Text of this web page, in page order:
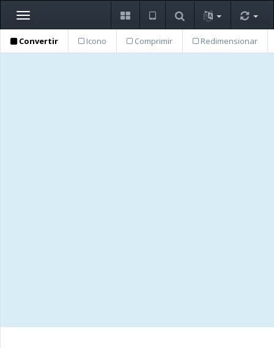
Toggle
navigation
Convertir Icono Comprimir Redimensionar